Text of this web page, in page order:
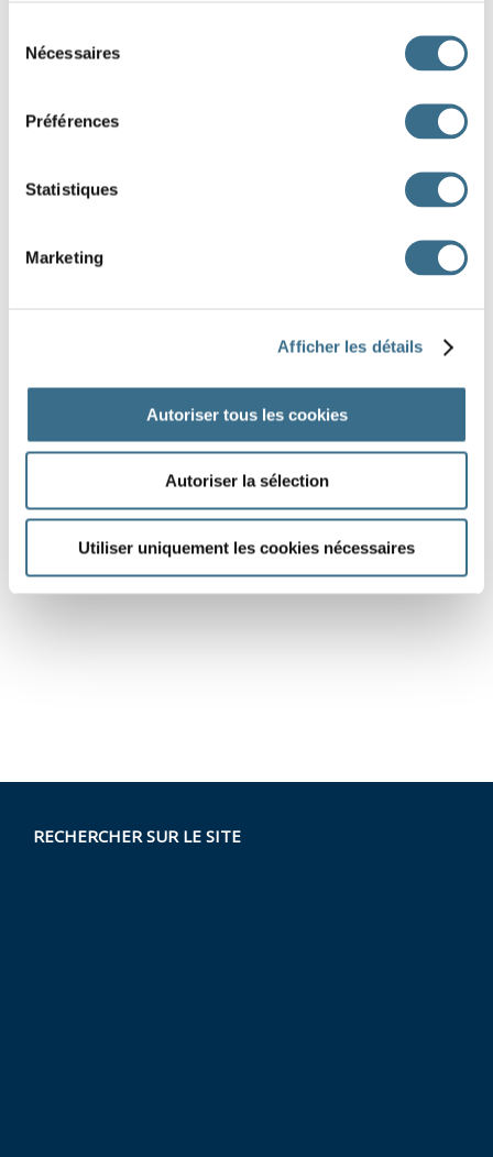
Nécessaires
Préférences
Statistiques
Marketing
Afficher les détails
Autoriser tous les cookies
Autoriser la sélection
Utiliser uniquement les cookies nécessaires
RECHERCHER SUR LE SITE